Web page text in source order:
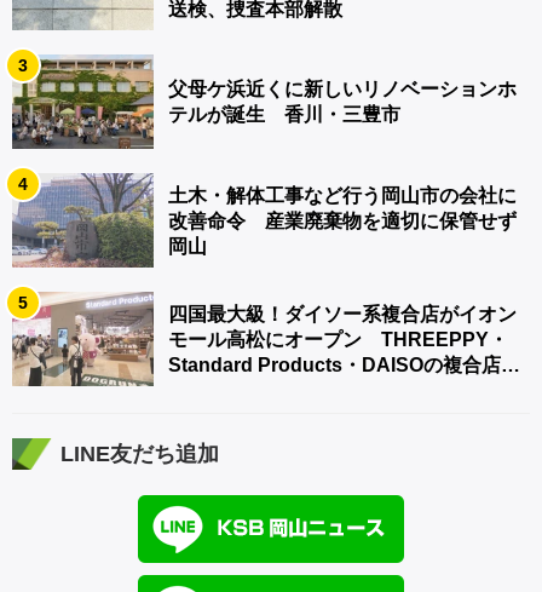
送検、捜査本部解散
3
父母ケ浜近くに新しいリノベーションホ
テルが誕生 香川・三豊市
4
土木・解体工事など行う岡山市の会社に
改善命令 産業廃棄物を適切に保管せず
岡山
5
四国最大級！ダイソー系複合店がイオン
モール高松にオープン THREEPPY・
Standard Products・DAISOの複合店は
LINE友だち追加